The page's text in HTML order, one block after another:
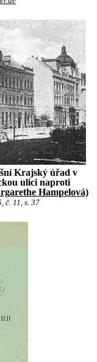
Krajský úřad v
ulici naproti
Hampelová)
č. 11, s. 37